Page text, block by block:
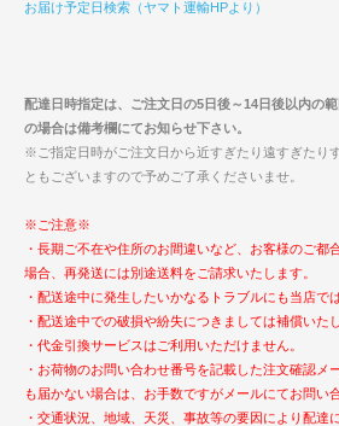
お届け予定日検索（ヤマト運輸HPより）
配達日時指定は、ご注文日の5日後～14日後以内の
の場合は備考欄にてお知らせ下さい。
※ご指定日時がご注文日から近すぎたり遠すぎたり
ともございますので予めご了承くださいませ。
※ご注意※
・長期ご不在や住所のお間違いなど、お客様のご都
場合、再発送には別途送料をご請求いたします。
・配送途中に発生したいかなるトラブルにも当店で
・配送途中での破損や紛失につきましては補償いた
・代金引換サービスはご利用いただけません。
・お荷物のお問い合わせ番号を記載した注文確認メ
も届かない場合は、お手数ですがメールにてお問い
・交通状況、地域、天災、事故等の要因により配達